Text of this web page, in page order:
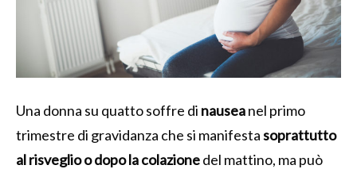
Una donna su quatto soffre di nauseanel primo
trimestre di gravidanza che si manifestasoprattutto
al risveglio o dopo la colazionedel mattino, ma può